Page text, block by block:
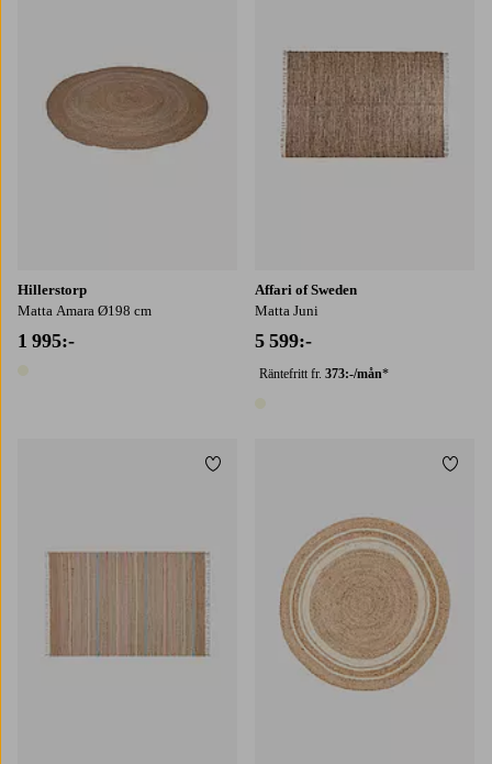
Hillerstorp
Matta Amara Ø198 cm
1 995:-
Affari of Sweden
Matta Juni
5 599:-
Räntefritt fr. 373:-/mån*
Lägg till i favoriter